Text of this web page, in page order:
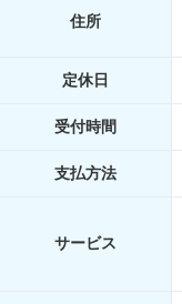
住所
定休日
受付時間
支払方法
サービス